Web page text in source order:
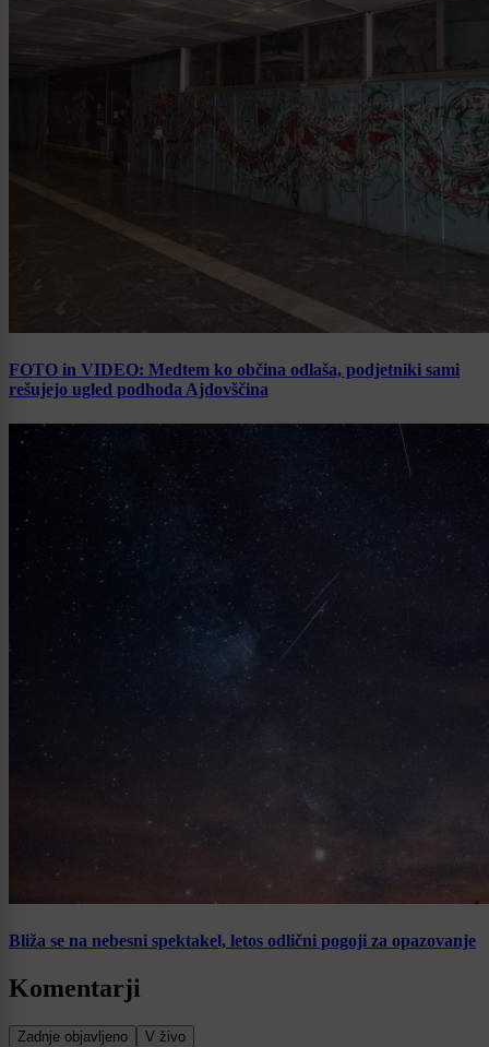
FOTO in VIDEO: Medtem ko občina odlaša, podjetniki sami
rešujejo ugled podhoda Ajdovščina
Bliža se na nebesni spektakel, letos odlični pogoji za opazovanje
Komentarji
Zadnje objavljeno V živo